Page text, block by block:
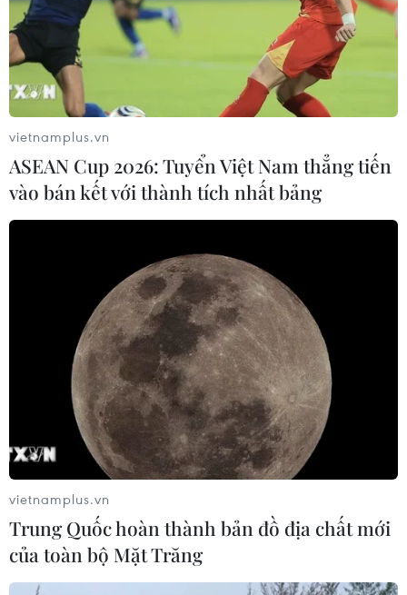
vietnamplus.vn
ASEAN Cup 2026: Tuyển Việt Nam thẳng tiến
vào bán kết với thành tích nhất bảng
vietnamplus.vn
Trung Quốc hoàn thành bản đồ địa chất mới
của toàn bộ Mặt Trăng